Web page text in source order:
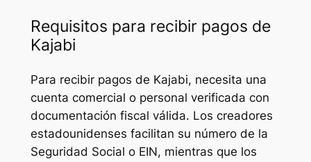
Requisitos para recibir pagos de
Kajabi
Para recibir pagos de Kajabi, necesita una
cuenta comercial o personal verificada con
documentación fiscal válida. Los creadores
estadounidenses facilitan su número de la
Seguridad Social o EIN, mientras que los